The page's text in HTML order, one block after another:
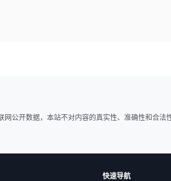
网公开数据，本站不对内容的真实性、准确性和合
快速导航